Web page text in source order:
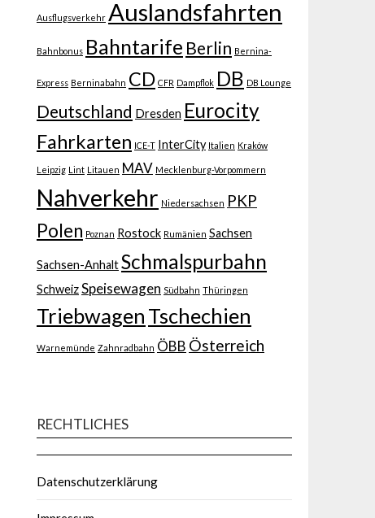
Ausflugsverkehr Auslandsfahrten
Bahnbonus Bahntarife Berlin Bernina-
Express Berninabahn CD CFR Dampflok DB DB Lounge
Deutschland Dresden Eurocity
Fahrkarten ICE-T InterCity Italien Kraków
Leipzig Lint Litauen MAV Mecklenburg-Vorpommern
Nahverkehr Niedersachsen PKP
Polen Poznan Rostock Rumänien Sachsen
Sachsen-AnhaltSchmalspurbahn
SchweizSpeisewagen Südbahn Thüringen
Triebwagen Tschechien
Warnemünde Zahnradbahn ÖBB Österreich
RECHTLICHES
Datenschutzerklärung